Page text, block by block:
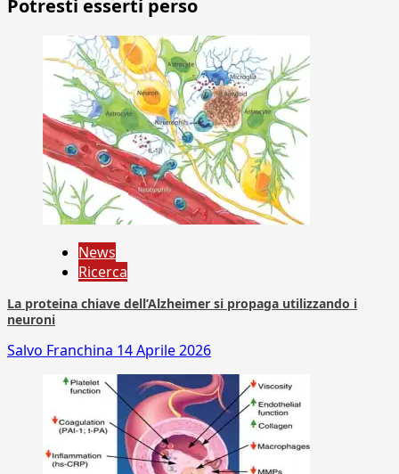
Potresti esserti perso
News
Ricerca
La proteina chiave dell’Alzheimer si propaga utilizzando i
neuroni
Salvo Franchina 14 Aprile 2026